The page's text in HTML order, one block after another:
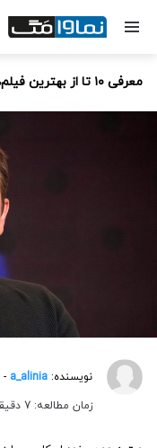
معرفی ۱۰ تا از بهترین فیلم‌های مت دیمون به مناسبت تولدش
نویسنده: a_alinia - ۲۴ مهر ۱۳۹۹ - ۱۱:۵۴ ق.ظ
زمان مطالعه: 7 دقیقه